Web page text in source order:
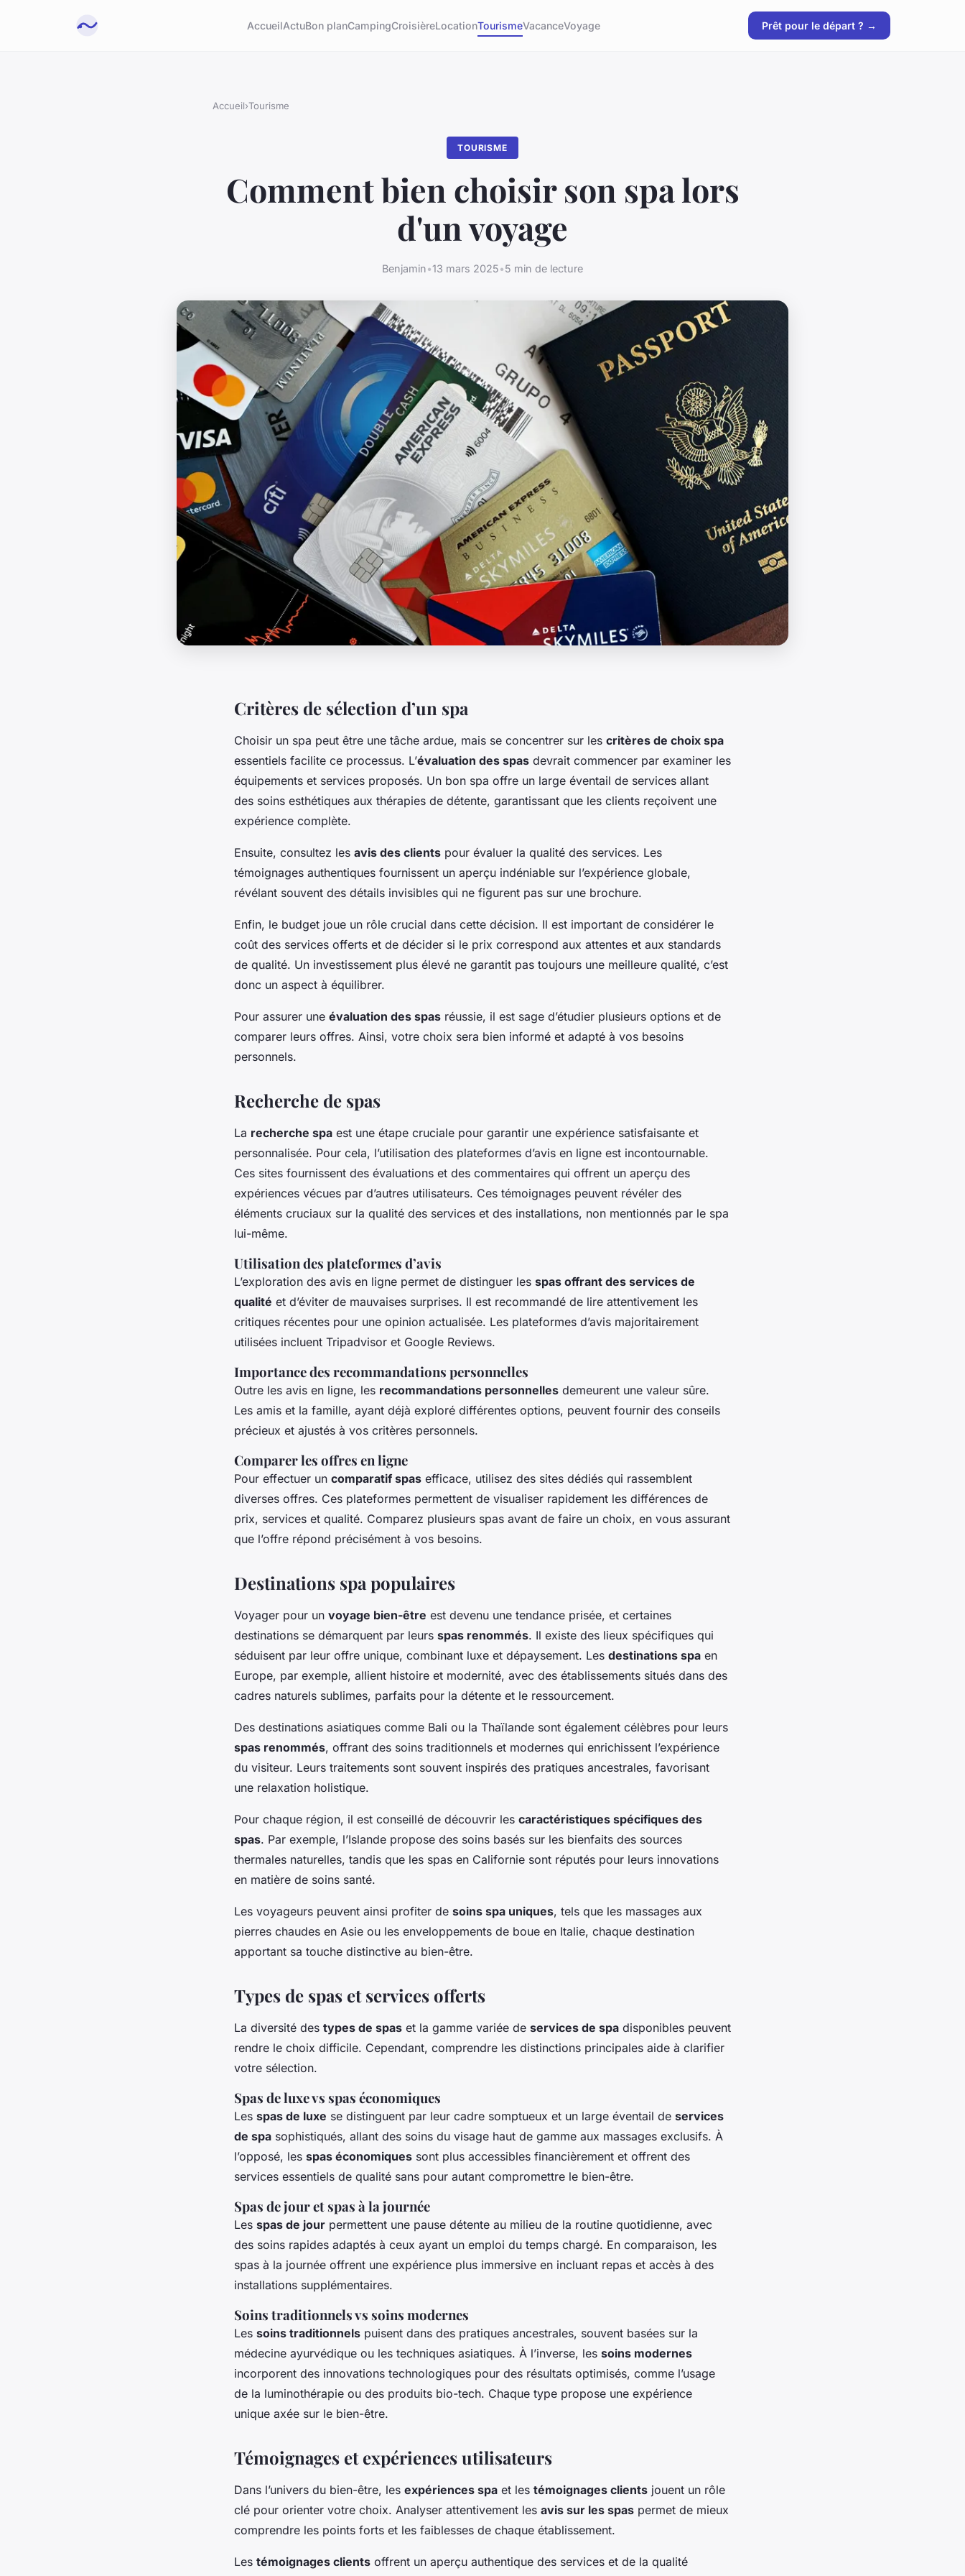
AccueilActuBon planCampingCroisièreLocationTourismeVacanceVoyage Prêt pour le départ ? →
Accueil›Tourisme
TOURISME
Comment bien choisir son spa lors
d'un voyage
Benjamin•13 mars 2025•5 min de lecture
Critères de sélection d’un spa
Choisir un spa peut être une tâche ardue, mais se concentrer sur les critères de choix spa
essentiels facilite ce processus. L’évaluation des spas devrait commencer par examiner les
équipements et services proposés. Un bon spa offre un large éventail de services allant
des soins esthétiques aux thérapies de détente, garantissant que les clients reçoivent une
expérience complète.
Ensuite, consultez les avis des clients pour évaluer la qualité des services. Les
témoignages authentiques fournissent un aperçu indéniable sur l’expérience globale,
révélant souvent des détails invisibles qui ne figurent pas sur une brochure.
Enfin, le budget joue un rôle crucial dans cette décision. Il est important de considérer le
coût des services offerts et de décider si le prix correspond aux attentes et aux standards
de qualité. Un investissement plus élevé ne garantit pas toujours une meilleure qualité, c’est
donc un aspect à équilibrer.
Pour assurer une évaluation des spas réussie, il est sage d’étudier plusieurs options et de
comparer leurs offres. Ainsi, votre choix sera bien informé et adapté à vos besoins
personnels.
Recherche de spas
La recherche spa est une étape cruciale pour garantir une expérience satisfaisante et
personnalisée. Pour cela, l’utilisation des plateformes d’avis en ligne est incontournable.
Ces sites fournissent des évaluations et des commentaires qui offrent un aperçu des
expériences vécues par d’autres utilisateurs. Ces témoignages peuvent révéler des
éléments cruciaux sur la qualité des services et des installations, non mentionnés par le spa
lui-même.
Utilisation des plateformes d’avis
L’exploration des avis en ligne permet de distinguer les spas offrant des services de
qualité et d’éviter de mauvaises surprises. Il est recommandé de lire attentivement les
critiques récentes pour une opinion actualisée. Les plateformes d’avis majoritairement
utilisées incluent Tripadvisor et Google Reviews.
Importance des recommandations personnelles
Outre les avis en ligne, les recommandations personnelles demeurent une valeur sûre.
Les amis et la famille, ayant déjà exploré différentes options, peuvent fournir des conseils
précieux et ajustés à vos critères personnels.
Comparer les offres en ligne
Pour effectuer un comparatif spas efficace, utilisez des sites dédiés qui rassemblent
diverses offres. Ces plateformes permettent de visualiser rapidement les différences de
prix, services et qualité. Comparez plusieurs spas avant de faire un choix, en vous assurant
que l’offre répond précisément à vos besoins.
Destinations spa populaires
Voyager pour un voyage bien-être est devenu une tendance prisée, et certaines
destinations se démarquent par leurs spas renommés. Il existe des lieux spécifiques qui
séduisent par leur offre unique, combinant luxe et dépaysement. Les destinations spa en
Europe, par exemple, allient histoire et modernité, avec des établissements situés dans des
cadres naturels sublimes, parfaits pour la détente et le ressourcement.
Des destinations asiatiques comme Bali ou la Thaïlande sont également célèbres pour leurs
spas renommés, offrant des soins traditionnels et modernes qui enrichissent l’expérience
du visiteur. Leurs traitements sont souvent inspirés des pratiques ancestrales, favorisant
une relaxation holistique.
Pour chaque région, il est conseillé de découvrir les caractéristiques spécifiques des
spas. Par exemple, l’Islande propose des soins basés sur les bienfaits des sources
thermales naturelles, tandis que les spas en Californie sont réputés pour leurs innovations
en matière de soins santé.
Les voyageurs peuvent ainsi profiter de soins spa uniques, tels que les massages aux
pierres chaudes en Asie ou les enveloppements de boue en Italie, chaque destination
apportant sa touche distinctive au bien-être.
Types de spas et services offerts
La diversité des types de spas et la gamme variée de services de spa disponibles peuvent
rendre le choix difficile. Cependant, comprendre les distinctions principales aide à clarifier
votre sélection.
Spas de luxe vs spas économiques
Les spas de luxe se distinguent par leur cadre somptueux et un large éventail de services
de spa sophistiqués, allant des soins du visage haut de gamme aux massages exclusifs. À
l’opposé, les spas économiques sont plus accessibles financièrement et offrent des
services essentiels de qualité sans pour autant compromettre le bien-être.
Spas de jour et spas à la journée
Les spas de jour permettent une pause détente au milieu de la routine quotidienne, avec
des soins rapides adaptés à ceux ayant un emploi du temps chargé. En comparaison, les
spas à la journée offrent une expérience plus immersive en incluant repas et accès à des
installations supplémentaires.
Soins traditionnels vs soins modernes
Les soins traditionnels puisent dans des pratiques ancestrales, souvent basées sur la
médecine ayurvédique ou les techniques asiatiques. À l’inverse, les soins modernes
incorporent des innovations technologiques pour des résultats optimisés, comme l’usage
de la luminothérapie ou des produits bio-tech. Chaque type propose une expérience
unique axée sur le bien-être.
Témoignages et expériences utilisateurs
Dans l’univers du bien-être, les expériences spa et les témoignages clients jouent un rôle
clé pour orienter votre choix. Analyser attentivement les avis sur les spas permet de mieux
comprendre les points forts et les faiblesses de chaque établissement.
Les témoignages clients offrent un aperçu authentique des services et de la qualité